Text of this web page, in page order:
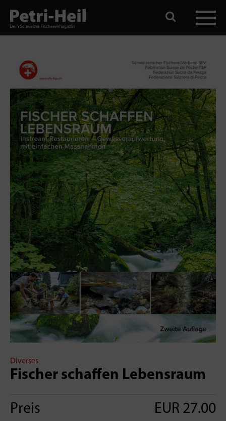
Diverses
Fischer schaffen Lebensraum
Preis EUR 27.00